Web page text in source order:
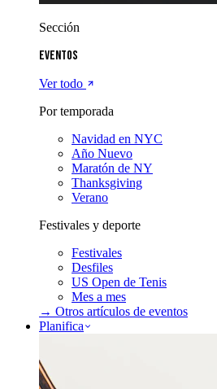
Sección
Eventos
Ver todo
Por temporada
Navidad en NYC
Año Nuevo
Maratón de NY
Thanksgiving
Verano
Festivales y deporte
Festivales
Desfiles
US Open de Tenis
Mes a mes
→ Otros artículos de eventos
Planifica